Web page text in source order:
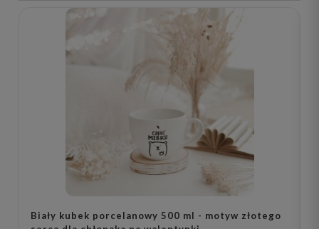
Biały kubek porcelanowy 500 ml - motyw złotego